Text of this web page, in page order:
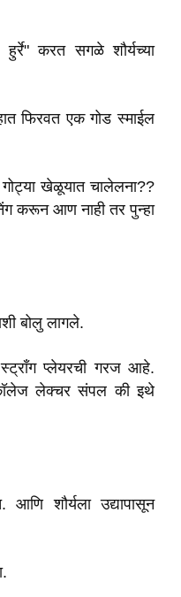
हुर्रे" करत सगळे शौर्यच्या
फिरवत एक गोड स्माईल
खेळूयात चालेलना??
करून आण नाही तर पुन्हा
बोलु लागले.
स्ट्रॉंग प्लेयरची गरज आहे.
कॉलेज लेक्चर संपल की इथे
शौर्यला उद्यापासून